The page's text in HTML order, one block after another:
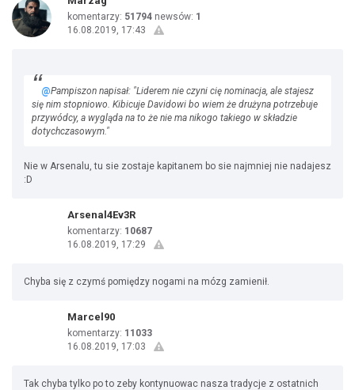
komentarzy: 51794 newsów: 1
16.08.2019, 17:43
@Pampiszon napisał: "Liderem nie czyni cię nominacja, ale stajesz
się nim stopniowo. Kibicuje Davidowi bo wiem że drużyna potrzebuje
przywódcy, a wygląda na to że nie ma nikogo takiego w składzie
dotychczasowym."
Nie w Arsenalu, tu sie zostaje kapitanem bo sie najmniej nie nadajesz
:D
Arsenal4Ev3R
komentarzy: 10687
16.08.2019, 17:29
Chyba się z czymś pomiędzy nogami na mózg zamienił.
Marcel90
komentarzy: 11033
16.08.2019, 17:03
Tak chyba tylko po to zeby kontynuowac nasza tradycje z ostatnich